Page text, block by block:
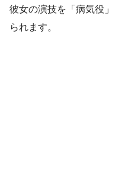
彼女の演技を「病気役
られます。